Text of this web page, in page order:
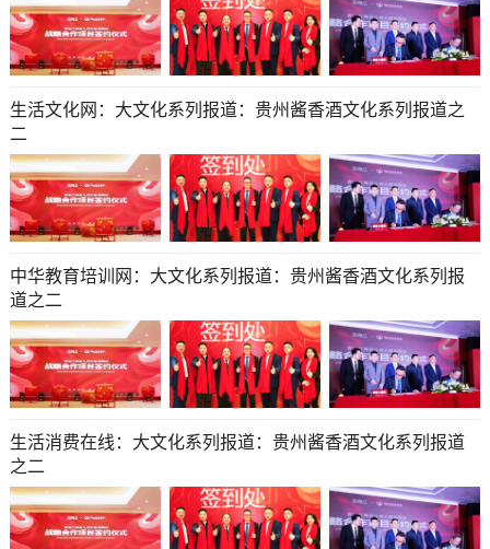
生活文化网：大文化系列报道：贵州酱香酒文化系列报道之
二
中华教育培训网：大文化系列报道：贵州酱香酒文化系列报
道之二
生活消费在线：大文化系列报道：贵州酱香酒文化系列报道
之二